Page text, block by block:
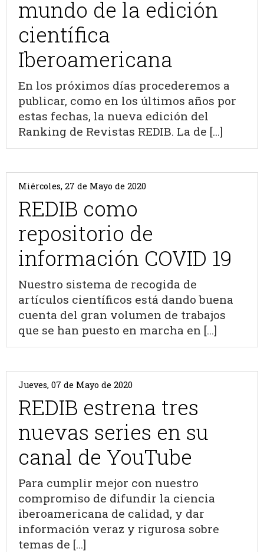
mundo de la edición
científica
Iberoamericana
En los próximos días procederemos a
publicar, como en los últimos años por
estas fechas, la nueva edición del
Ranking de Revistas REDIB. La de [...]
Miércoles, 27 de Mayo de 2020
REDIB como
repositorio de
información COVID 19
Nuestro sistema de recogida de
artículos científicos está dando buena
cuenta del gran volumen de trabajos
que se han puesto en marcha en [...]
Jueves, 07 de Mayo de 2020
REDIB estrena tres
nuevas series en su
canal de YouTube
Para cumplir mejor con nuestro
compromiso de difundir la ciencia
iberoamericana de calidad, y dar
información veraz y rigurosa sobre
temas de [...]